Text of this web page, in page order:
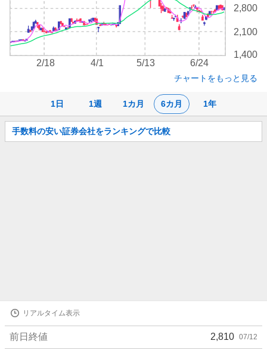
1日 1週 1カ月 6カ月 1年
1,400
2,100
2,800
2/18 4/1 5/13 6/24
チャートをもっと見る
お
知
手数料の安い証券会社をランキングで比較
リアルタイム表示
前日終値 2,810 07/12